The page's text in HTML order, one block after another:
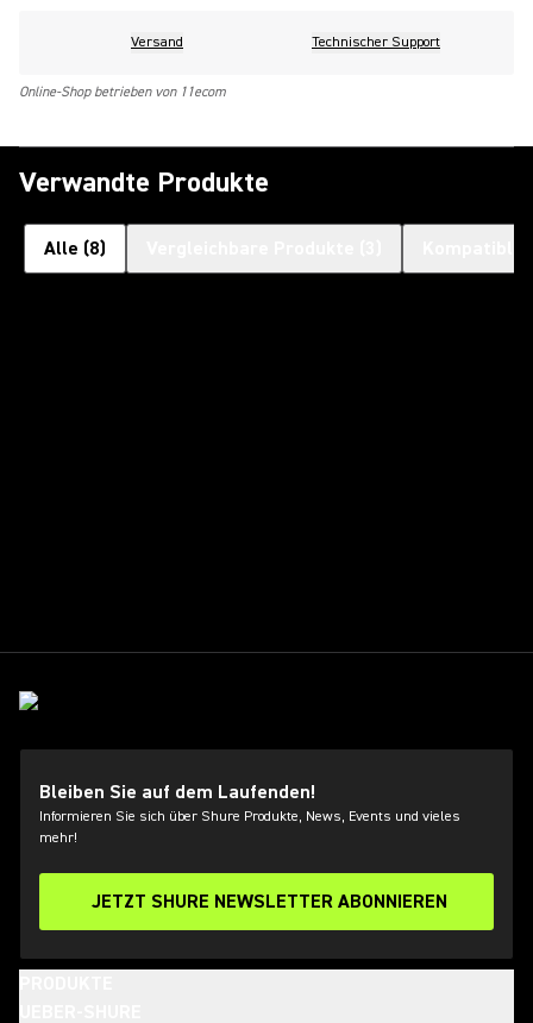
Versand Technischer Support
Online-Shop betrieben von 11ecom
Verwandte Produkte
Alle (8)
Bleiben Sie auf dem Laufenden!
Informieren Sie sich über Shure Produkte, News, Events und vieles
mehr!
JETZT SHURE NEWSLETTER ABONNIEREN